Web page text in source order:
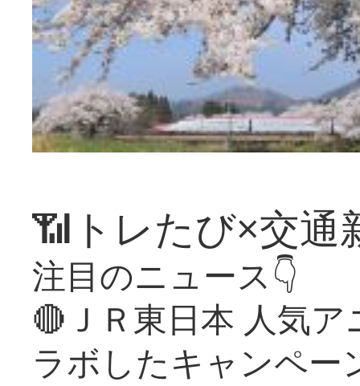
📶トレたび×交通
注目のニュース👇
🔴ＪＲ東日本 人気
ラボしたキャンペー